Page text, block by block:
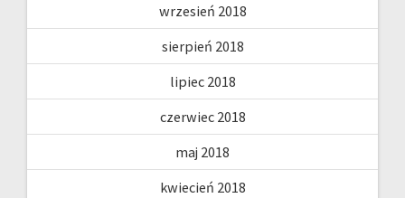
wrzesień 2018
sierpień 2018
lipiec 2018
czerwiec 2018
maj 2018
kwiecień 2018